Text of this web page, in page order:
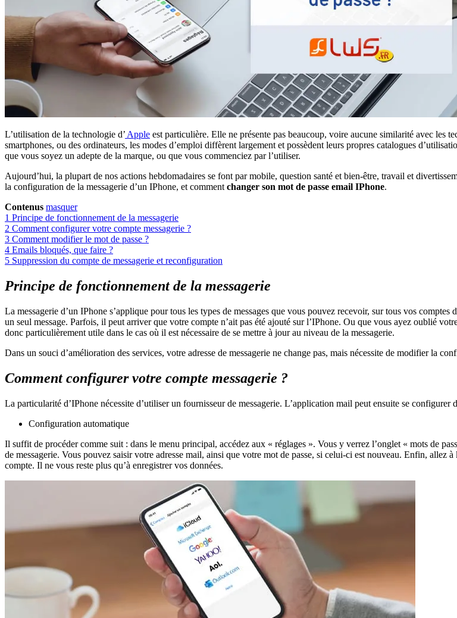
L’utilisation de la technologie d’ Apple est particulière. Elle ne présente pas beaucoup, voire aucune similarité avec les
smartphones, ou des ordinateurs, les modes d’emploi diffèrent largement et possèdent leurs propres catalogues
que vous soyez un adepte de la marque, ou que vous commenciez par l’utiliser.
Aujourd’hui, la plupart de nos actions hebdomadaires se font par mobile, question santé et bien-être, travail et
la configuration de la messagerie d’un IPhone, et comment changer son mot de passe email IPhone.
Contenus masquer
1 Principe de fonctionnement de la messagerie
2 Comment configurer votre compte messagerie ?
3 Comment modifier le mot de passe ?
4 Emails bloqués, que faire ?
5 Suppression du compte de messagerie et reconfiguration
Principe de fonctionnement de la messagerie
La messagerie d’un IPhone s’applique pour tous les types de messages que vous pouvez recevoir, sur tous vos
un seul message. Parfois, il peut arriver que votre compte n’ait pas été ajouté sur l’IPhone. Ou que vous ayez oublié
donc particulièrement utile dans le cas où il est nécessaire de se mettre à jour au niveau de la messagerie.
Dans un souci d’amélioration des services, votre adresse de messagerie ne change pas, mais nécessite de modifier la
Comment configurer votre compte messagerie ?
La particularité d’IPhone nécessite d’utiliser un fournisseur de messagerie. L’application mail peut ensuite se
Configuration automatique
Il suffit de procéder comme suit : dans le menu principal, accédez aux « réglages ». Vous y verrez l’onglet « mots de
de messagerie. Vous pouvez saisir votre adresse mail, ainsi que votre mot de passe, si celui-ci est nouveau. Enfin,
compte. Il ne vous reste plus qu’à enregistrer vos données.